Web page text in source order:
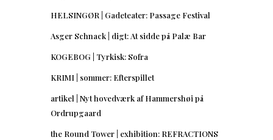
HELSINGØR | Gadeteater: Passage Festival
Asger Schnack | digt: At sidde på Palæ Bar
KOGEBOG | Tyrkisk: Sofra
KRIMI | sommer: Efterspillet
artikel | Nyt hovedværk af Hammershøi på
Ordrupgaard
the Round Tower | exhibition: REFRACTIONS